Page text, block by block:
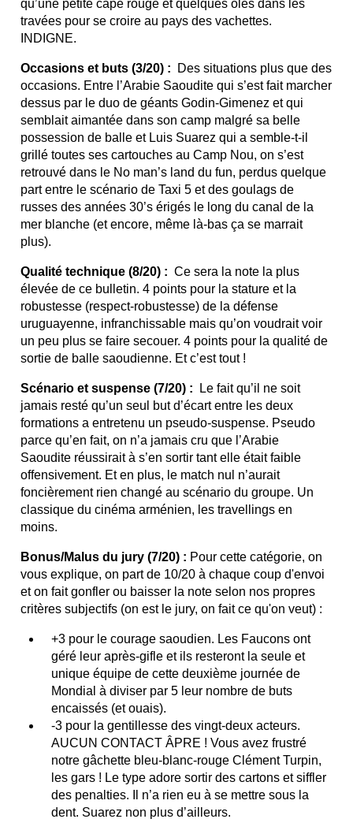
qu’une petite cape rouge et quelques olés dans les
travées pour se croire au pays des vachettes.
INDIGNE.
Occasions et buts (3/20) : Des situations plus que des
occasions. Entre l’Arabie Saoudite qui s’est fait marcher
dessus par le duo de géants Godin-Gimenez et qui
semblait aimantée dans son camp malgré sa belle
possession de balle et Luis Suarez qui a semble-t-il
grillé toutes ses cartouches au Camp Nou, on s’est
retrouvé dans le No man’s land du fun, perdus quelque
part entre le scénario de Taxi 5 et des goulags de
russes des années 30’s érigés le long du canal de la
mer blanche (et encore, même là-bas ça se marrait
plus).
Qualité technique (8/20) : Ce sera la note la plus
élevée de ce bulletin. 4 points pour la stature et la
robustesse (respect-robustesse) de la défense
uruguayenne, infranchissable mais qu’on voudrait voir
un peu plus se faire secouer. 4 points pour la qualité de
sortie de balle saoudienne. Et c’est tout !
Scénario et suspense (7/20) : Le fait qu’il ne soit
jamais resté qu’un seul but d’écart entre les deux
formations a entretenu un pseudo-suspense. Pseudo
parce qu’en fait, on n’a jamais cru que l’Arabie
Saoudite réussirait à s’en sortir tant elle était faible
offensivement. Et en plus, le match nul n’aurait
foncièrement rien changé au scénario du groupe. Un
classique du cinéma arménien, les travellings en
moins.
Bonus/Malus du jury (7/20) : Pour cette catégorie, on
vous explique, on part de 10/20 à chaque coup d'envoi
et on fait gonfler ou baisser la note selon nos propres
critères subjectifs (on est le jury, on fait ce qu'on veut) :
+3 pour le courage saoudien. Les Faucons ont
géré leur après-gifle et ils resteront la seule et
unique équipe de cette deuxième journée de
Mondial à diviser par 5 leur nombre de buts
encaissés (et ouais).
-3 pour la gentillesse des vingt-deux acteurs.
AUCUN CONTACT ÂPRE ! Vous avez frustré
notre gâchette bleu-blanc-rouge Clément Turpin,
les gars ! Le type adore sortir des cartons et siffler
des penalties. Il n’a rien eu à se mettre sous la
dent. Suarez non plus d’ailleurs.